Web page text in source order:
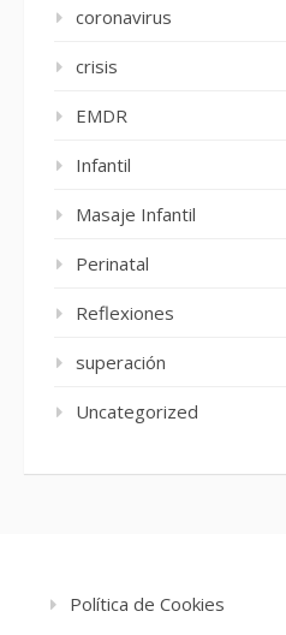
coronavirus
crisis
EMDR
Infantil
Masaje Infantil
Perinatal
Reflexiones
superación
Uncategorized
Política de Cookies